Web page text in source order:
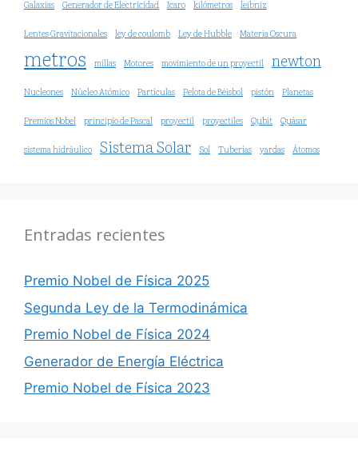
Galaxias Generador de Electricidad Icaro kilómetros leibniz
Lentes Gravitacionales ley de coulomb Ley de Hubble Materia Oscura
metros millas Motores movimiento de un proyectil newton
Nucleones Núcleo Atómico Partículas Pelota de Béisbol pistón Planetas
Premios Nobel principio de Pascal proyectil proyectiles Qubit Quásar
sistema hidráulico Sistema Solar Sol Tuberías yardas Átomos
Entradas recientes
Premio Nobel de Física 2025
Segunda Ley de la Termodinámica
Premio Nobel de Física 2024
Generador de Energía Eléctrica
Premio Nobel de Física 2023